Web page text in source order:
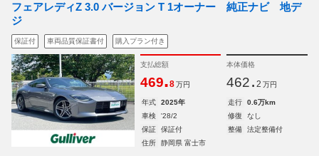
フェアレディZ 3.0 バージョン T 1オーナー 純正ナビ 地デ
ジ
保証付 車両品質保証書付 購入プラン付き
支払総額
469.8 万円
本体価格
462. 2 万円
年式 2025年 走行
0.6万km
車検
'28/2 修復
なし
保証
保証付 整備
法定整備付
住所
静岡県 富士市